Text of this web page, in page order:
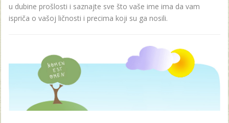
u dubine prošlosti i saznajte sve što vaše ime ima da vam
ispriča o vašoj ličnosti i precima koji su ga nosili.